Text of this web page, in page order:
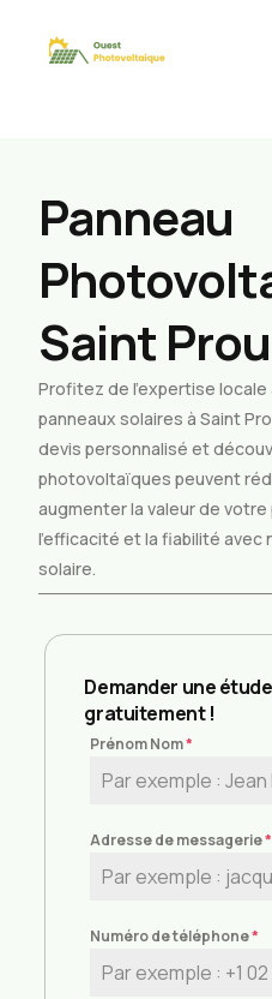
Panneau
Saint
Profitez de l’expertise
panneaux solaires à Saint
devis personnalisé et
photovoltaïques peuvent
augmenter la valeur de
l’efficacité et la fiabilité
solaire.
Demander une
gratuitement !
Prénom Nom*
Adresse de messagerie*
Numéro de téléphone*